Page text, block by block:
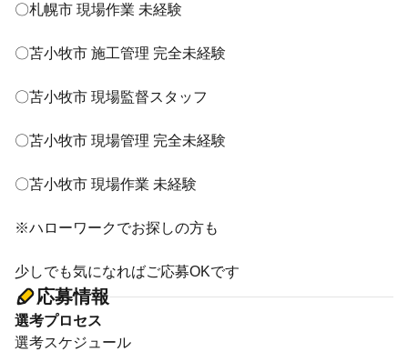
〇札幌市 現場作業 未経験
〇苫小牧市 施工管理 完全未経験
〇苫小牧市 現場監督スタッフ
〇苫小牧市 現場管理 完全未経験
〇苫小牧市 現場作業 未経験
※ハローワークでお探しの方も
少しでも気になればご応募OKです
応募情報
選考プロセス
選考スケジュール